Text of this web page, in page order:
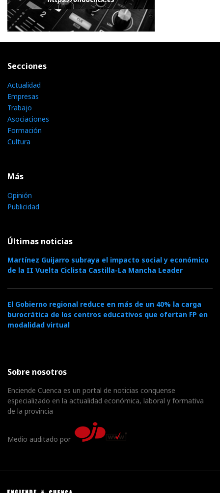
Secciones
Actualidad
Empresas
Trabajo
Asociaciones
Formación
Cultura
Más
Opinión
Publicidad
Últimas noticias
Martínez Guijarro subraya el impacto social y económico
de la II Vuelta Ciclista Castilla-La Mancha Leader
El Gobierno regional reduce en más de un 40% la carga
burocrática de los centros educativos que ofertan FP en
modalidad virtual
Sobre nosotros
Enciende Cuenca es un portal de noticias conquense
especializado en la actualidad económica, laboral y formativa
de la provincia
Medio auditado por